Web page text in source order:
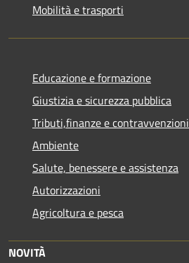
Mobilità e trasporti
Educazione e formazione
Giustizia e sicurezza pubblica
Tributi,finanze e contravvenzioni
Ambiente
Salute, benessere e assistenza
Autorizzazioni
Agricoltura e pesca
NOVITÀ